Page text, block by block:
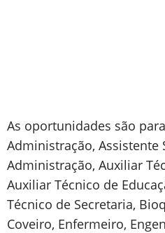
As oportunidades são
Administração, Assistente
Administração, Auxiliar
Auxiliar Técnico de
Técnico de Secretaria,
Coveiro, Enfermeiro,